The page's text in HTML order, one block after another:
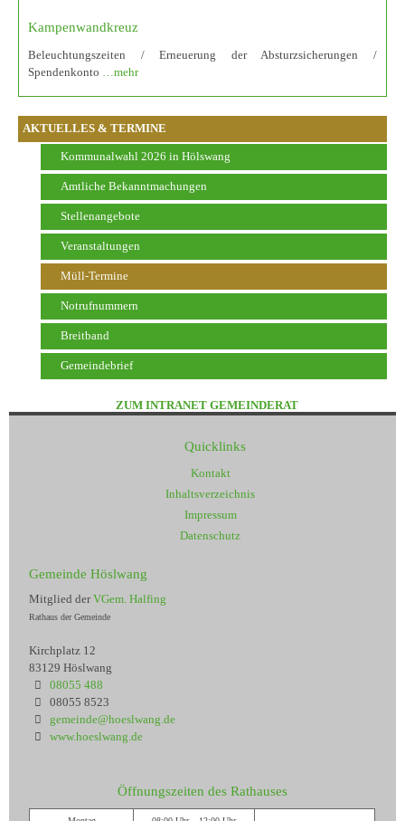
AKTUELLES & TERMINE
Kommunalwahl 2026 in Hölswang
Amtliche Bekanntmachungen
Stellenangebote
Veranstaltungen
Müll-Termine
Notrufnummern
Breitband
Gemeindebrief
Kampenwandkreuz
Beleuchtungszeiten / Erneuerung der Absturzsicherungen /
Spendenkonto …mehr
ZUM INTRANET GEMEINDERAT
Quicklinks
Kontakt
Inhaltsverzeichnis
Impressum
Datenschutz
Gemeinde Höslwang
Mitglied derVGem. Halfing
Rathaus der Gemeinde
Kirchplatz 12
83129 Höslwang
08055 488
08055 8523
gemeinde@hoeslwang.de
www.hoeslwang.de
Öffnungszeiten des Rathauses